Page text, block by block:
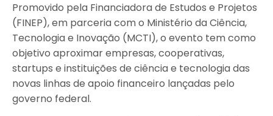
Promovido pela Financiadora de Estudos e Projetos
(FINEP), em parceria com o Ministério da Ciência,
Tecnologia e Inovação (MCTI), o evento tem como
objetivo aproximar empresas, cooperativas,
startups e instituições de ciência e tecnologia das
novas linhas de apoio financeiro lançadas pelo
governo federal.